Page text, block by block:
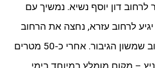
דון יוסף נשיא. נמשיך עם
לרחוב עזרא, נחצה את הרחוב
ונמשיך ישר ברחוב שמשון הגיבור. אחרי כ-50 מטרים
– מקום מומלץ במיוחד בימי